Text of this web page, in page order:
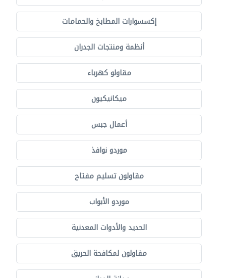
إكسسوارات المطابخ والحمامات
أنظمة ومنتجات الجدران
مقاولو كهرباء
ميكانيكيون
أعمال جبس
موردو نوافذ
مقاولون تسليم مفتاح
موردو الأبواب
الحديد والأدوات المعدنية
مقاولون لمكافحة الحريق